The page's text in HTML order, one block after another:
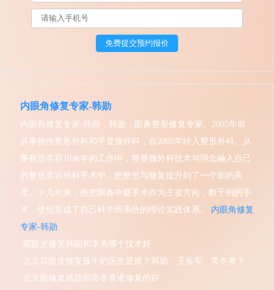
内眼角修复专家-韩勋
内眼角修复专家-韩勋，韩勋，眼鼻整形修复专家。2005年前
从事烧伤整形外科和手显微外科，自2005年转入整形外科。从
事整形美容10余年的工作中，将显微外科技术与理念融入自己
的整形美容外科手术中，把整形与修复提升到了一个新的高
度。十几年来，他把眼鼻中庭手术作为主攻方向，数千例的手
术，使他形成了自己科学而系统的理论实践体系。 内眼角修复
专家-韩勋
双眼皮修复韩勋和李勇哪个技术好
北京双眼皮修复最牛的医生是谁？韩勋、王振军、常冬青？
北京眼修复韩勋和常冬青谁修复的好